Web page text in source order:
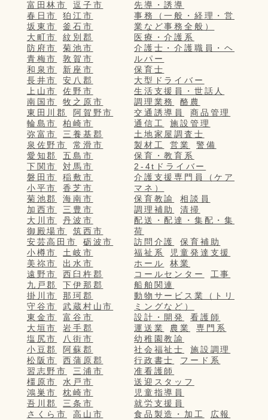
富田林市
逗子市
春日市
狛江市
坂東市
釜石市
大町市
紋別郡
防府市
菊池市
青梅市
敦賀市
和泉市
新座市
長井市
安八郡
上山市
佐野市
南国市
牧之原市
東田川郡
阿賀野市
輪島市
柏崎市
弥富市
三養基郡
泉佐野市
常滑市
愛知郡
五島市
下関市
対馬市
磐田市
稲敷市
小平市
香芝市
菊池郡
海南市
加西市
三豊市
大川市
丹波市
御殿場市
筑西市
安芸高田市
砺波市
小樽市
土岐市
美祢市
出水市
遠野市
西臼杵郡
九戸郡
下伊那郡
掛川市
那珂郡
守谷市
武蔵村山市
東金市
富谷市
大垣市
岩手郡
塩尻市
八街市
小豆郡
阿蘇郡
松阪市
西蒲原郡
習志野市
三浦市
橿原市
水戸市
鴻巣市
枕崎市
吾川郡
三条市
さくら市
高山市
先導・誘導
事務（一般・経理・営
業など事務全般）
医療・介護系
介護士・介護職員・ヘ
ルパー
保育士
大型ドライバー
生活支援員・世話人
調理業務
酪農
交通誘導員
商品管理
通信工
施設管理
土地家屋調査士
製材工
営業
警備
保育・教育系
2-4tドライバー
介護支援専門員（ケア
マネ）
保育教諭
相談員
調理補助
清掃
配送・配達・集配・集
荷
訪問介護
保育補助
福祉系
児童発達支援
ホール
林業
コールセンター
工事
船舶関連
動物サービス業（トリ
ミングなど）
設計・開発
看護師
運送業
農業
専門系
幼稚園教諭
社会福祉士
施設調理
行政書士
フード系
准看護師
送迎スタッフ
児童指導員
就労支援員
食品製造・加工
広報